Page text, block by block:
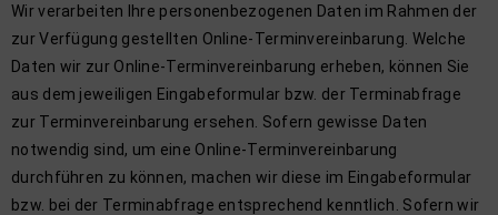
Wir verarbeiten Ihre personenbezogenen Daten im Rahmen der
zur Verfügung gestellten Online-Terminvereinbarung. Welche
Daten wir zur Online-Terminvereinbarung erheben, können Sie
aus dem jeweiligen Eingabeformular bzw. der Terminabfrage
zur Terminvereinbarung ersehen. Sofern gewisse Daten
notwendig sind, um eine Online-Terminvereinbarung
durchführen zu können, machen wir diese im Eingabeformular
bzw. bei der Terminabfrage entsprechend kenntlich. Sofern wir